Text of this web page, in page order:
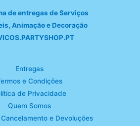
de entregas de Serviços
Animação e Decoração
Entregas
e Condições
de Privacidade
Quem Somos
e Devoluções